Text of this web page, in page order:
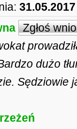
Zgłoś
dużo
Sędziowie